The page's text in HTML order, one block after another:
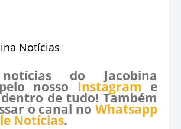
Notícias
do Jacobina
nosso Instagram e
de tudo! Também
o canal no Whatsapp
Notícias.